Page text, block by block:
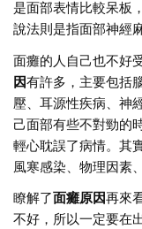
是面部表情比較呆板
說法則是指面部神經
面癱的人自己也不好
因有許多，主要包括
壓、耳源性疾病、神
己面部有些不對勁的
輕心耽誤了病情。其
風寒感染、物理因素
瞭解了面癱原因再來
不好，所以一定要在